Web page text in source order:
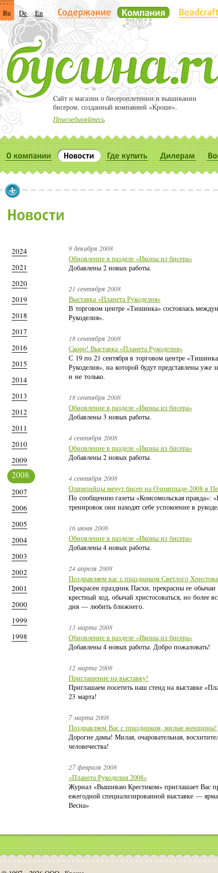
Ru De En
Cайт и магазин о бисероплетении и вышивании
бисером, созданный компанией «Кроше».
Присоединяйтесь
2024
2021
2020
2019
2018
2017
2016
2015
2014
2013
2012
2011
2010
2009
2008
2007
2006
2005
2004
2003
2002
2001
2000
1999
1998
9 декабря 2008
Обновление в разделе «Иконы из бисера»
Добавлены 2 новых работы.
21 сентября 2008
Выставка «Планета Рукоделия»
В торговом центре «Тишинка» состоялась
Рукоделия».
18 сентября 2008
Скоро! Выставка «Планета Рукоделия»
С 19 по 21 сентября в торговом центре
Рукоделия», на которой будут представлены уже
и не только.
18 сентября 2008
Обновление в разделе «Иконы из бисера»
Добавлены 3 новых работы.
4 сентября 2008
Обновление в разделе «Иконы из бисера»
Добавлены 2 новых работы.
4 сентября 2008
Олимпийцы мечут бисер на Олимпиаде-2008 в
По сообщению газеты «Комсомольская правда»:
тренировок они находят себе успокоение в
16 июня 2008
Обновление в разделе «Иконы из бисера»
Добавлены 4 новых работы.
24 апреля 2008
Поздравляем вас с праздником Светлого
Прекрасен праздник Пасхи, прекрасны ее
крестный ход, обычай христосоваться, но более
дня — любить ближнего.
13 марта 2008
Обновление в разделе «Иконы из бисера»
Добавлены 4 новых работы. Добро пожаловать!
12 марта 2008
Приглашение на выставку!
Приглашаем посетить наш стенд на выставке
23 марта!
7 марта 2008
Поздравляем Вас с праздником, милые женщины!
Дорогие дамы! Милая, очаровательная,
человечества!
27 февраля 2008
«Планета Рукоделия 2008»
Журнал «Вышиваю Крестиком» приглашает Вас
ежегодной специализированной выставке —
Весна»